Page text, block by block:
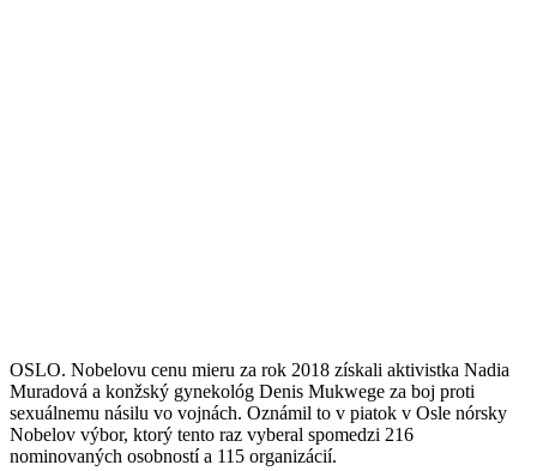
OSLO. Nobelovu cenu mieru za rok 2018 získali aktivistka Nadia
Muradová a konžský gynekológ Denis Mukwege za boj proti
sexuálnemu násilu vo vojnách. Oznámil to v piatok v Osle nórsky
Nobelov výbor, ktorý tento raz vyberal spomedzi 216
nominovaných osobností a 115 organizácií.